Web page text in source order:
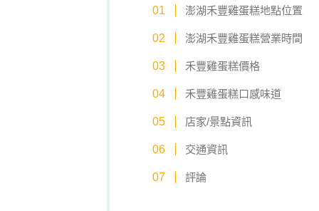
澎湖禾豐雞蛋糕地點位置
澎湖禾豐雞蛋糕營業時間
禾豐雞蛋糕價格
禾豐雞蛋糕口感味道
店家/景點資訊
交通資訊
評論